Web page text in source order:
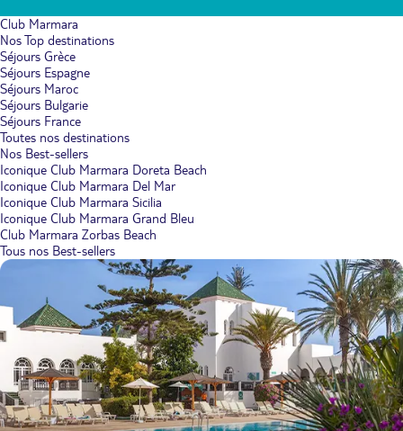
Club Marmara
Nos Top destinations
Séjours Grèce
Séjours Espagne
Séjours Maroc
Séjours Bulgarie
Séjours France
Toutes nos destinations
Nos Best-sellers
Iconique Club Marmara Doreta Beach
Iconique Club Marmara Del Mar
Iconique Club Marmara Sicilia
Iconique Club Marmara Grand Bleu
Club Marmara Zorbas Beach
Tous nos Best-sellers